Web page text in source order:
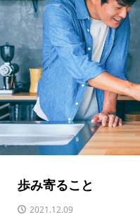
歩み寄ること
2021.12.09